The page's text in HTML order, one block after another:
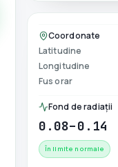
Coordonate
Latitudine
Longitudine
Fus orar
Fond de radiații
0.08–0.14
În limite normale